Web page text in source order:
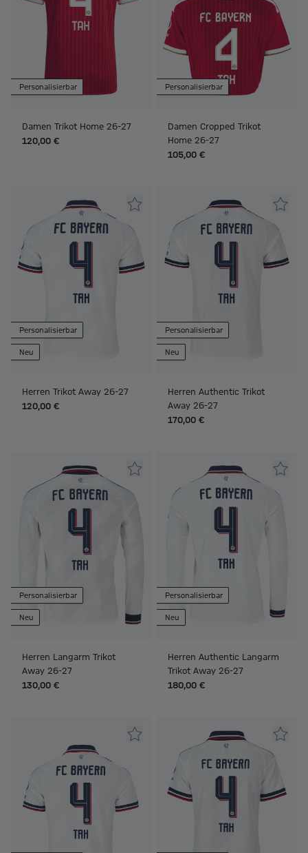
Personalisierbar
Damen Trikot Home 26-27
120,00 €
Personalisierbar
Damen Cropped Trikot
Home 26-27
105,00 €
Personalisierbar
Neu
Herren Trikot Away 26-27
120,00 €
Personalisierbar
Neu
Herren Authentic Trikot
Away 26-27
170,00 €
Personalisierbar
Neu
Herren Langarm Trikot
Away 26-27
130,00 €
Personalisierbar
Neu
Herren Authentic Langarm
Trikot Away 26-27
180,00 €